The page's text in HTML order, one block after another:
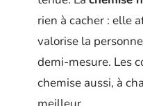
rien à cacher : elle
valorise la
demi-mesure. Les
chemise aussi, à